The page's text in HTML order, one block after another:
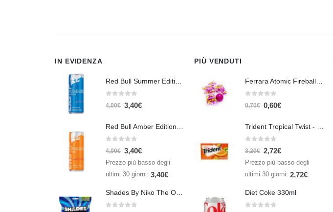
IN EVIDENZA
Red Bull Summer Edition Juneberry 250 ml
4,00€ 3,40€
Red Bull Amber Edition Apricot Strawberry 250ml – Energy Drink Albicocca e Fragola
4,00€ 3,40€
Prezzo più basso degli
ultimi 30 giorni: 3,40€
PIÙ VENDUTI
Ferrara Atomic Fireballs Cinnamon 1 Piece - 5 gr
0,70€ 0,60€
Trident Tropical Twist - 26,6 gr
3,20€ 2,72€
Prezzo più basso degli
ultimi 30 giorni: 2,72€
Diet Coke 330ml